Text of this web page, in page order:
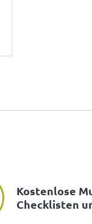
Kostenlose
Checklisten